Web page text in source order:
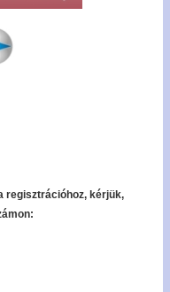
regisztrációhoz, kérjük,